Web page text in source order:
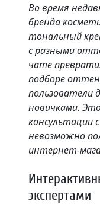
Во время
бренда
тональный
с разными
чате
подборе
пользователи
новичками.
консультации
невозможно
интернет-
экспертами